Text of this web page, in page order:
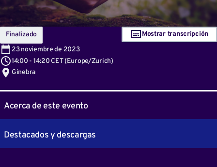
Finalizado
23 noviembre de 2023
14:00 - 14:20 CET(Europe/Zurich)
Ginebra
Mostrar transcripción
Acerca de este evento
Destacados y descargas